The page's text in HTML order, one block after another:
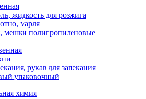
жидкость для розжига
марля
мешки полипропиленовые
рукав для запекания
упаковочный
химия